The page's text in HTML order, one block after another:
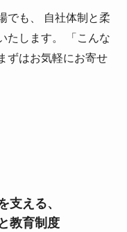
でも、 自社体制と柔
たします。 「こんな
ずはお気軽にお寄せ
支える、
教育制度